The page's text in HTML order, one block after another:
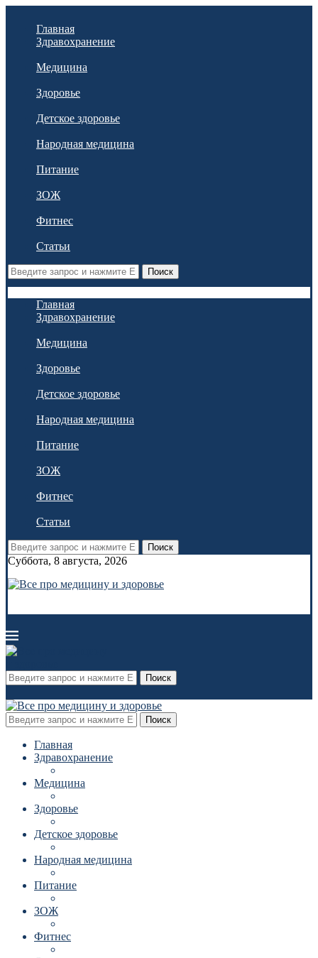
Главная
Здравохранение
Медицина
Здоровье
Детское здоровье
Народная медицина
Питание
ЗОЖ
Фитнес
Статьи
Поиск
Главная
Здравохранение
Медицина
Здоровье
Детское здоровье
Народная медицина
Питание
ЗОЖ
Фитнес
Статьи
Поиск
Суббота, 8 августа, 2026
Поиск
Поиск
Главная
Здравохранение
Медицина
Здоровье
Детское здоровье
Народная медицина
Питание
ЗОЖ
Фитнес